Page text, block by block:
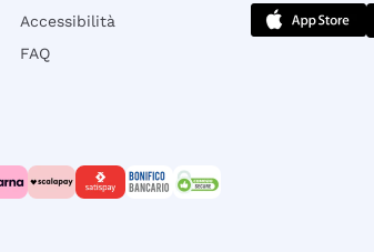
Accessibilità
FAQ